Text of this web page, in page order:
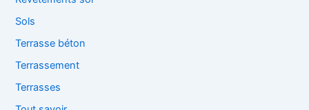
Sols
Terrasse béton
Terrassement
Terrasses